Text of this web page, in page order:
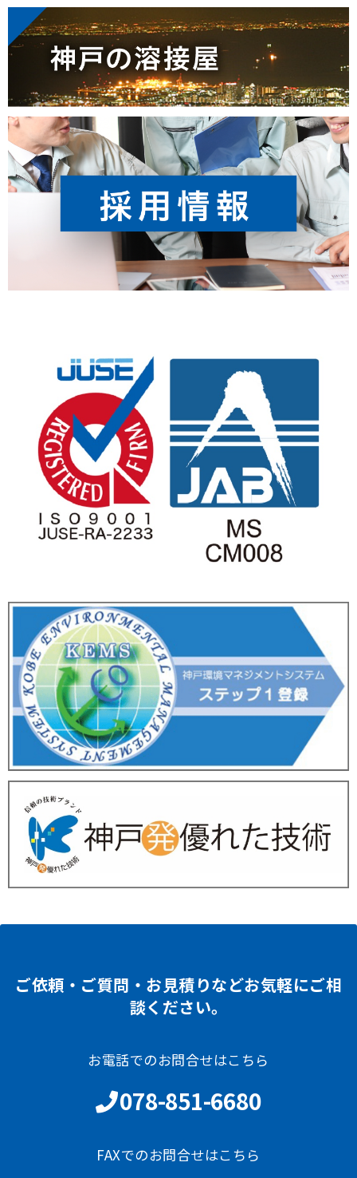
ご依頼・ご質問・お見積りなどお気軽にご相
談ください。
お電話でのお問合せはこちら
078-851-6680
FAXでのお問合せはこちら